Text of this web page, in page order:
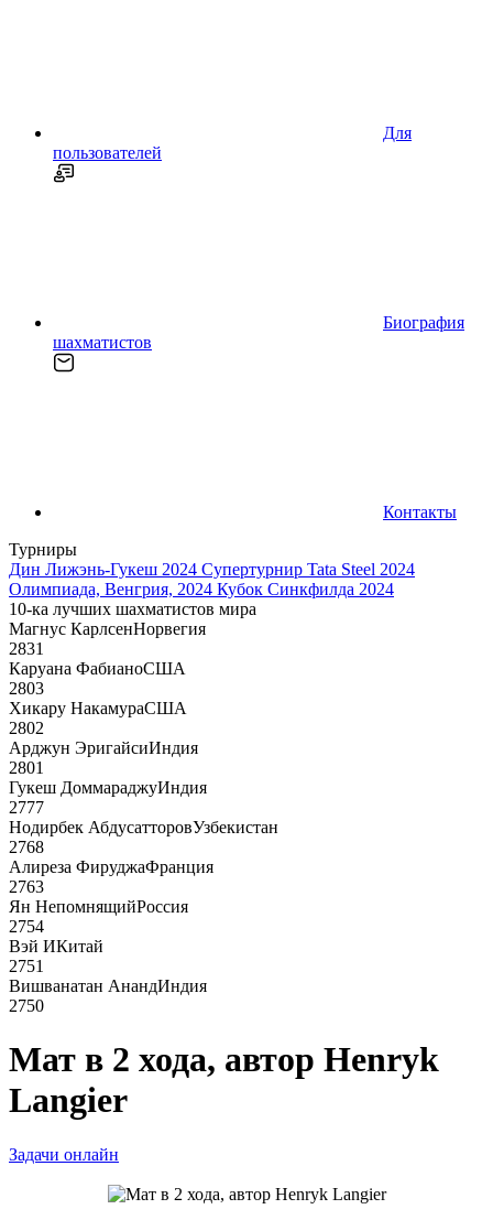
Для
пользователей
Биография
шахматистов
Контакты
Турниры
Дин Лижэнь-Гукеш 2024 Супертурнир Tata Steel 2024
Олимпиада, Венгрия, 2024 Кубок Синкфилда 2024
10-ка лучших шахматистов мира
Магнус КарлсенНорвегия
2831
Каруана ФабианоСША
2803
Хикару НакамураСША
2802
Арджун ЭригайсиИндия
2801
Гукеш ДоммараджуИндия
2777
Нодирбек АбдусатторовУзбекистан
2768
Алиреза ФируджаФранция
2763
Ян НепомнящийРоссия
2754
Вэй ИКитай
2751
Вишванатан АнандИндия
2750
Мат в 2 хода, автор Henryk
Langier
Задачи онлайн